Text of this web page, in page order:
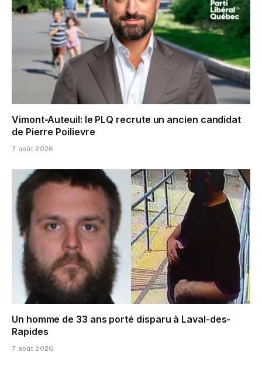
Vimont-Auteuil: le PLQ recrute un ancien candidat
de Pierre Poilievre
7 août 2026
Un homme de 33 ans porté disparu à Laval-des-
Rapides
7 août 2026